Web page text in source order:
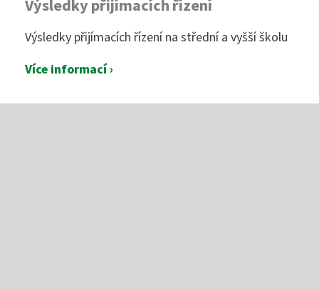
Výsledky přijímacích řízení
Výsledky přijímacích řízení na střední a vyšší školu
Více informací ›